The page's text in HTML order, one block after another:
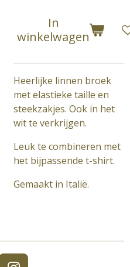
In
winkelwagen
Heerlijke linnen broek
met elastieke taille en
steekzakjes. Ook in het
wit te verkrijgen.
Leuk te combineren met
het bijpassende t-shirt.
Gemaakt in Italië.